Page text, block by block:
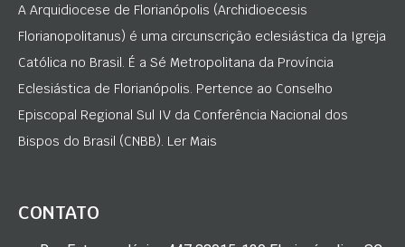
A Arquidiocese de Florianópolis (Archidioecesis
Florianopolitanus) é uma circunscrição eclesiástica da Igreja
Católica no Brasil. É a Sé Metropolitana da Província
Eclesiástica de Florianópolis. Pertence ao Conselho
Episcopal Regional Sul IV da Conferência Nacional dos
Bispos do Brasil (CNBB). Ler Mais
CONTATO